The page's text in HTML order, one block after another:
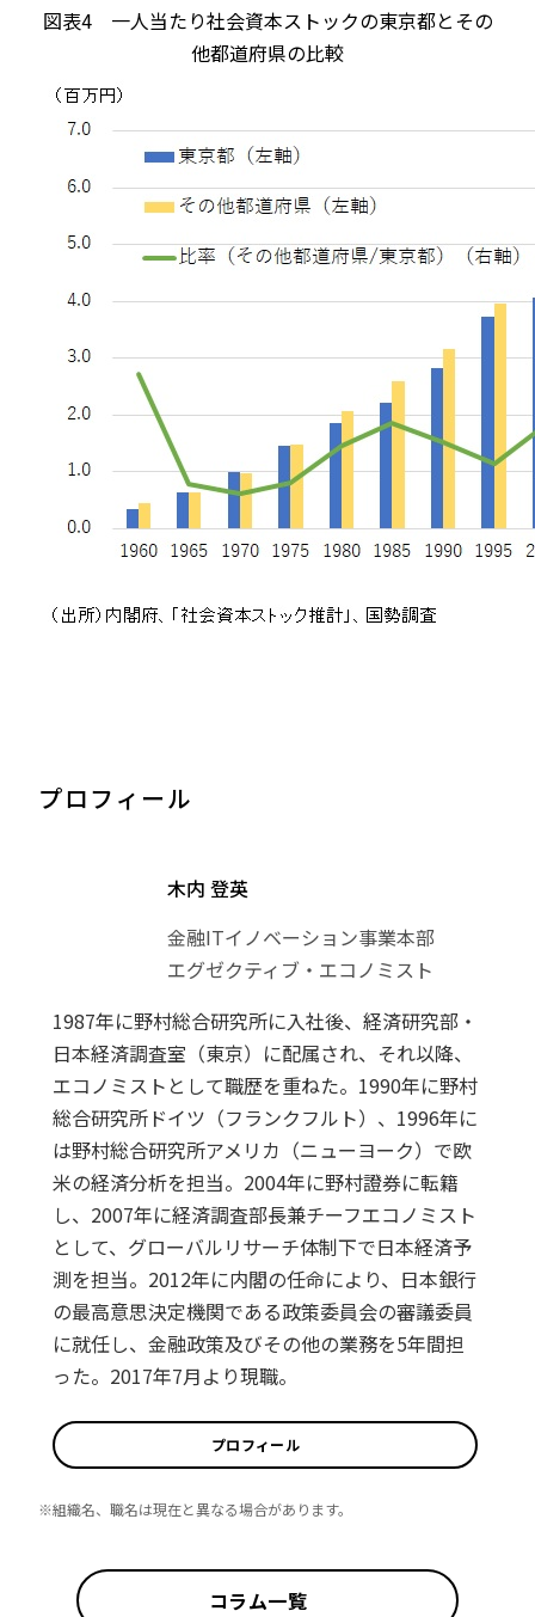
図表4 一人当たり社会資本ストックの東京都とその
他都道府県の比較
プロフィール
木内 登英
金融ITイノベーション事業本部
エグゼクティブ・エコノミスト
1987年に野村総合研究所に入社後、経済研究部・
日本経済調査室（東京）に配属され、それ以降、
エコノミストとして職歴を重ねた。1990年に野村
総合研究所ドイツ（フランクフルト）、1996年に
は野村総合研究所アメリカ（ニューヨーク）で欧
米の経済分析を担当。2004年に野村證券に転籍
し、2007年に経済調査部長兼チーフエコノミスト
として、グローバルリサーチ体制下で日本経済予
測を担当。2012年に内閣の任命により、日本銀行
の最高意思決定機関である政策委員会の審議委員
に就任し、金融政策及びその他の業務を5年間担
った。2017年7月より現職。
プロフィール
※組織名、職名は現在と異なる場合があります。
コラム一覧